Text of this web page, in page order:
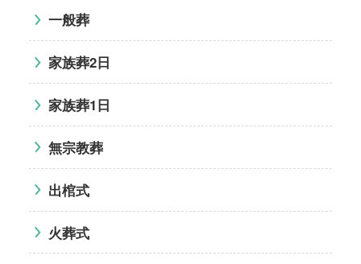
一般葬
家族葬2日
家族葬1日
無宗教葬
出棺式
火葬式